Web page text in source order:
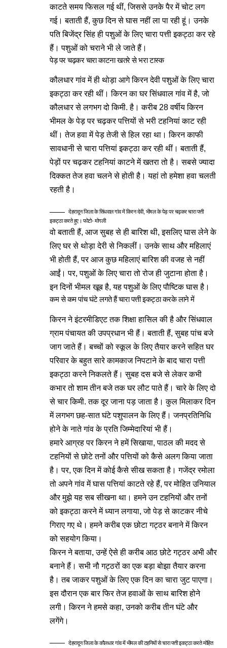
काटते समय फिसल गई थीं, जिससे उनके पैर में चोट लग
गई। बताती हैं, कुछ दिन से घास नहीं ला पा रही हूं। उनके
पति बिजेंद्र सिंह ही पशुओं के लिए चारा पत्ती इकट्ठा कर रहे
हैं। पशुओं को चराने भी ले जाते हैं।
पेड़ पर चढ़कर चारा काटना खतरे से भरा टास्क
कौलधार गांव में ही थोड़ा आगे किरन देवी पशुओं के लिए चारा
इकट्ठा कर रही थीं। किरन का घर सिंधवाल गांव में है, जो
कौलधार से लगभग दो किमी. है। करीब 28 वर्षीय किरन
भीमल के पेड़ पर चढ़कर पत्तियों से भरी टहनियां काट रही
थीं। तेज हवा में पेड़ तेजी से हिल रहा था। किरन काफी
सावधानी से चारा पत्तियां इकट्ठा कर रही थीं। बताती हैं,
पेड़ों पर चढ़कर टहनियां काटने में खतरा तो है। सबसे ज्यादा
दिक्कत तेज हवा चलने से होती है। यहां तो हमेशा हवा चलती
रहती है।
देहरादून जिला के सिंधवाल गांव में किरन देवी, भीमल के पेड़ पर चढ़कर चारा पत्ती
इकट्ठा करते हुए। फोटो- मोगली
वो बताती हैं, आज सुबह से ही बारिश थी, इसलिए घास लेने के
लिए घर से थोड़ा देरी से निकलीं। उनके साथ और महिलाएं
भी होती हैं, पर आज कुछ महिलाएं बारिश की वजह से नहीं
आईं। पर, पशुओं के लिए चारा तो रोज ही जुटाना होता है।
इन दिनों भीमल खूब है, यह पशुओं के लिए पौष्टिक घास है।
कम से कम पांच घंटे लगते हैं चारा पत्ती इकट्ठा करके लाने में
किरन ने इंटरमीडिएट तक शिक्षा हासिल की है और सिंधवाल
ग्राम पंचायत की उपप्रधान भी हैं। बताती हैं, सुबह पांच बजे
जाग जाते हैं। बच्चों को स्कूल के लिए तैयार करने सहित घर
परिवार के बहुत सारे कामकाज निपटाने के बाद चारा पत्ती
इकट्ठा करने निकलते हैं। सुबह दस बजे से लेकर कभी
कभार तो शाम तीन बजे तक घर लौट पाते हैं। चारे के लिए दो
से चार किमी. तक दूर जाना पड़ जाता है। कुल मिलाकर दिन
में लगभग छह-सात घंटे पशुपालन के लिए हैं। जनप्रतिनिधि
होने के नाते गांव के प्रति जिम्मेदारियां भी हैं।
हमारे आग्रह पर किरन ने हमें सिखाया, पाठल की मदद से
टहनियों से छोटे तनों और पत्तियों को कैसे अलग किया जाता
है। पर, एक दिन में कोई कैसे सीख सकता है। गजेंद्र रमोला
तो अपने गांव में घास पत्तियां काटते रहे हैं, पर मोहित उनियाल
और मुझे यह सब सीखना था। हमने उन टहनियों और तनों
को इकट्ठा करने में ध्यान लगाया, जो पेड़ से काटकर नीचे
गिराए गए थे। हमने करीब एक छोटा गट्ठर बनाने में किरन
को सहयोग किया।
किरन ने बताया, उन्हें ऐसे ही करीब आठ छोटे गट्ठर अभी और
बनाने हैं। सभी नौ गट्ठरों का एक बड़ा बोझा तैयार करना
है। तब जाकर पशुओं के लिए एक दिन का चारा जुट पाएगा।
इस दौरान एक बार फिर तेज हवाओं के साथ बारिश होने
लगी। किरन ने हमसे कहा, उनको करीब तीन घंटे और
लगेंगे।
देहरादून जिला के कौलधार गांव में भीमल की टहनियों से चारा पत्ती इकट्ठा करते मोहित